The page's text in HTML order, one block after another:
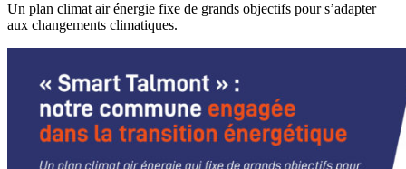
Un plan climat air énergie fixe de grands objectifs pour s’adapter
aux changements climatiques.